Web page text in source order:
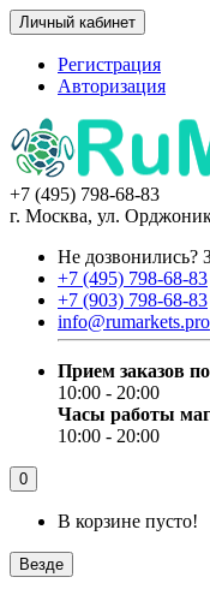
Личный кабинет
Регистрация
Авторизация
+7 (495) 798-68-83
г. Москва, ул.
Не дозвонились?
+7 (495) 798-68-83
+7 (903) 798-68-83
info@rumarkets.pro
Прием заказов
10:00 - 20:00
Часы работы
10:00 - 20:00
0
В корзине пусто!
Везде